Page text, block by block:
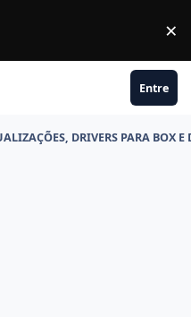
×
Entre
DRIVERS PARA BOX E